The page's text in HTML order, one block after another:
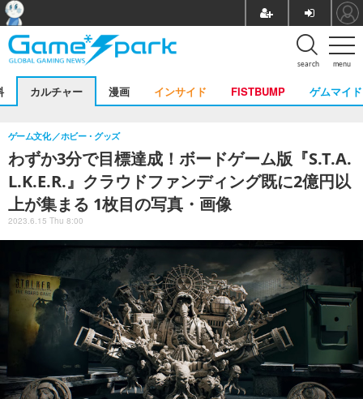
menu
search
カルチャー 漫画 インサイド FISTBUMP ゲムマイド
わずか3分で目標達成！ボードゲーム版『S.T.A.
L.K.E.R.』クラウドファンディング既に2億円以
上が集まる 1枚目の写真・画像
ゲーム文化 ホビー・グッズ
2023.6.15 Thu 8:00